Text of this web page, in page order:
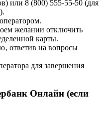
или 8 (800) 555-55-50 (для
желании отключить
карты.
ответив на вопросы
для завершения
Онлайн (если